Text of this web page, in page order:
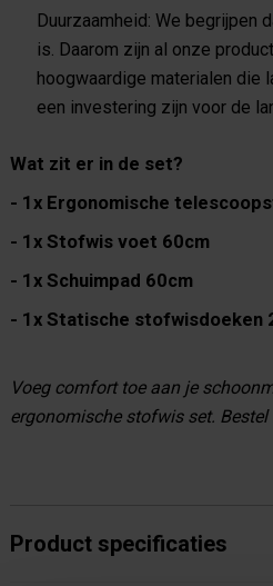
Duurzaamheid: We begrijpen
is. Daarom zijn al onze
hoogwaardige materialen die
een investering zijn voor de
Wat zit er in de set?
- 1x Ergonomische
- 1x Stofwis voet 60cm
- 1x Schuimpad 60cm
- 1x Statische stofwisdoeken
Voeg comfort toe aan je
ergonomische stofwis set.
Product specificaties